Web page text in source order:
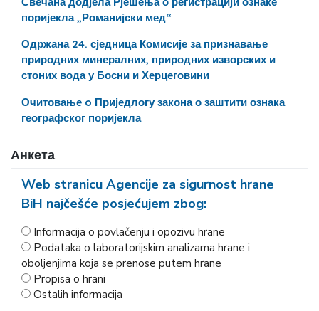
поријекла „Романијски мед“
Одржана 24. сједница Комисије за признавање
природних минералних, природних изворских и
стоних вода у Босни и Херцеговини
Очитовање o Приједлогу закона о заштити ознака
географског поријекла
Анкета
Web stranicu Agencije za sigurnost hrane
BiH najčešće posjećujem zbog:
Informacija o povlačenju i opozivu hrane
Podataka o laboratorijskim analizama hrane i
oboljenjima koja se prenose putem hrane
Propisa o hrani
Ostalih informacija